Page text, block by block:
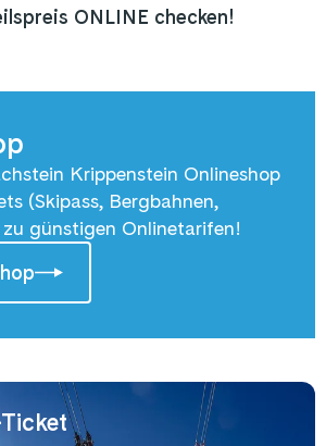
ONLINE checken!
Krippenstein Onlineshop
(Skipass, Bergbahnen,
günstigen Onlinetarifen!